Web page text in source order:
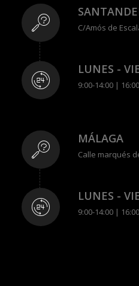
C/Amós de
LUNES -
9:00-14:00 |
MÁLAGA
Calle marqués
LUNES -
9:00-14:00 |